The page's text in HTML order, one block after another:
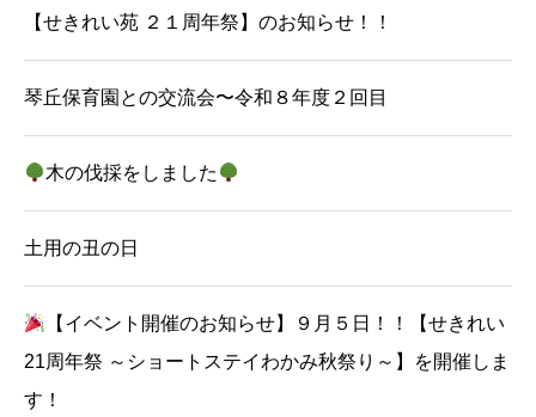
【せきれい苑 ２１周年祭】のお知らせ！！
琴丘保育園との交流会〜令和８年度２回目
木の伐採をしました
土用の丑の日
【イベント開催のお知らせ】９月５日！！【せきれい
21周年祭 ～ショートステイわかみ秋祭り～】を開催しま
す！